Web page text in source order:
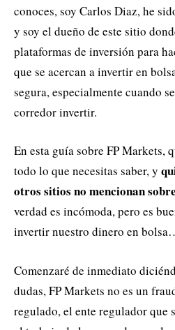
conoces, soy Carlos Diaz, he
y soy el dueño de este sitio
plataformas de inversión para
que se acercan a invertir en
segura, especialmente cuando
corredor invertir.
En esta guía sobre FP Markets,
todo lo que necesitas saber, y
otros sitios no mencionan
verdad es incómoda, pero es
invertir nuestro dinero en
Comenzaré de inmediato
dudas, FP Markets no es un
regulado, el ente regulador que